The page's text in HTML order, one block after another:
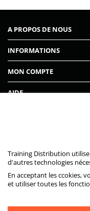
A PROPOS DE NOUS
INFORMATIONS
MON COMPTE
Training Distribution
d'autres technologies
En acceptant les ccokies,
et utiliser toutes les
AIDE